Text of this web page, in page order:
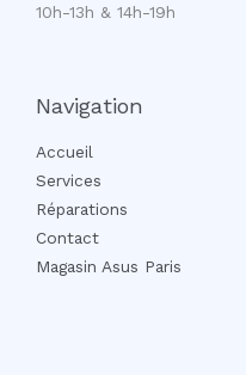
10h-13h & 14h-19h
Navigation
Accueil
Services
Réparations
Contact
Magasin Asus Paris